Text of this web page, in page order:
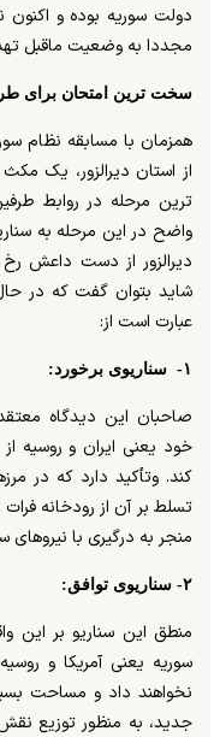
دولت سوریه بوده و اکنون
مجددا به وضعیت ماقبل
سخت ترین امتحان برای
همزمان با مسابقه نظام
از استان دیرالزور، یک
ترین مرحله در روابط
واضح در این مرحله به
دیرالزور از دست داعش
شاید بتوان گفت که در
عبارت است از:
۱- سناریوی برخورد:
صاحبان این دیدگاه
خود یعنی ایران و روسیه
کند. وتأکید دارد که در
تسلط بر آن از رودخانه
منجر به درگیری با
۲- سناریوی توافق:
منطق این سناریو بر این
سوریه یعنی آمریکا و
نخواهند داد و مساحت
جدید، به منظور توزیع